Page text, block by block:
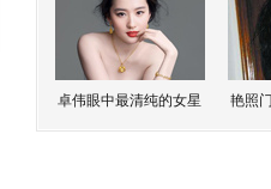
卓伟眼中最清纯的女星 艳照